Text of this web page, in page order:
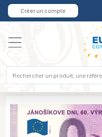
Créer un compte